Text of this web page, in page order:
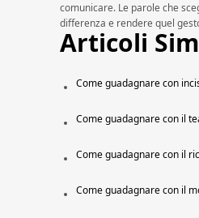
comunicare. Le parole che
differenza e rendere quel
Articoli
Come guadagnare con
Come guadagnare con il
Come guadagnare con il
Come guadagnare con il